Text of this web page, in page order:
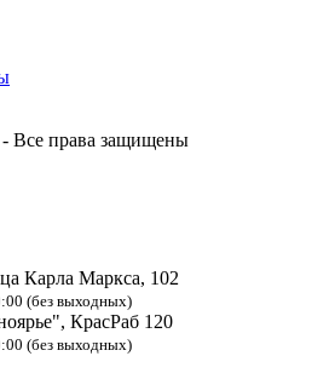
- Все права защищены
Карла Маркса, 102
(без выходных)
КрасРаб 120
(без выходных)